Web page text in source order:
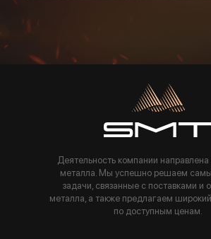
Пользуясь данной формой вы соглашаетесь с
Деятельность компании
металла. Мы успешно решаем
задачи, связанные с поставками и
металла, а также предлагаем широкий
по доступным ценам.